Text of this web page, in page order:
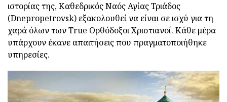
ιστορίας της, Καθεδρικός Ναός Αγίας Τριάδος
(Dnepropetrovsk) εξακολουθεί να είναι σε ισχύ για τη
χαρά όλων των True Ορθόδοξοι Χριστιανοί. Κάθε μέρα
υπάρχουν έκανε απαιτήσεις που πραγματοποιήθηκε
υπηρεσίες.